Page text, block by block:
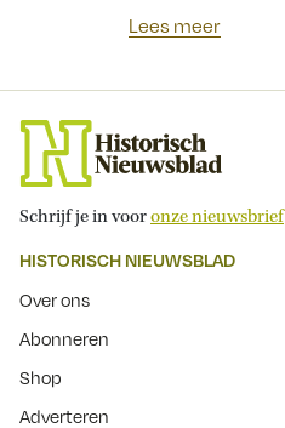
Lees meer
Schrijf je in vooronze nieuwsbrief
HISTORISCH NIEUWSBLAD
Over ons
Abonneren
Shop
Adverteren